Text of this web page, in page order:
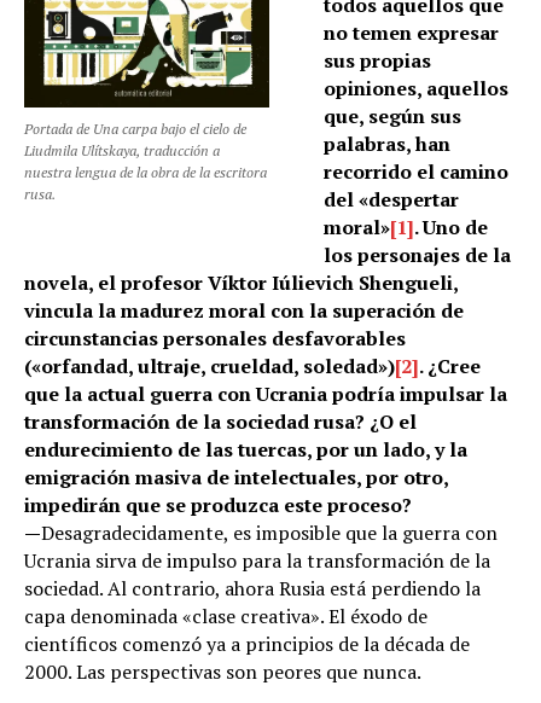
Portada de Una carpa bajo el cielo de
Liudmila Ulítskaya, traducción a
nuestra lengua de la obra de la escritora
rusa.
no temen expresar
sus propias
opiniones, aquellos
que, según sus
palabras, han
recorrido el camino
del «despertar
moral»[1]. Uno de
los personajes de la
novela, el profesor Víktor Iúlievich Shengueli,
vincula la madurez moral con la superación de
circunstancias personales desfavorables
(«orfandad, ultraje, crueldad, soledad»)[2]. ¿Cree
que la actual guerra con Ucrania podría impulsar la
transformación de la sociedad rusa? ¿O el
endurecimiento de las tuercas, por un lado, y la
emigración masiva de intelectuales, por otro,
impedirán que se produzca este proceso?
—Desagradecidamente, es imposible que la guerra con
Ucrania sirva de impulso para la transformación de la
sociedad. Al contrario, ahora Rusia está perdiendo la
capa denominada «clase creativa». El éxodo de
científicos comenzó ya a principios de la década de
2000. Las perspectivas son peores que nunca.